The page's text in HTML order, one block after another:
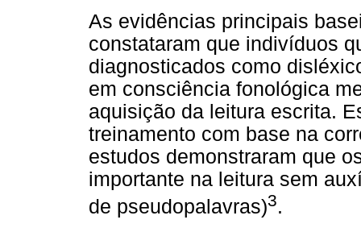
As evidências principais
constataram que indivíduos
diagnosticados como
em consciência fonológica
aquisição da leitura escrita.
treinamento com base na
estudos demonstraram que
importante na leitura sem
de pseudopalavras)3.